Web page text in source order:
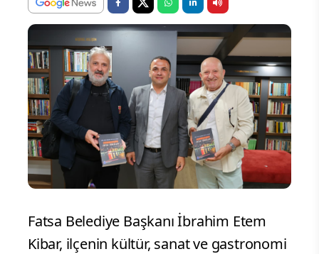
Fatsa Belediye Başkanı İbrahim Etem
Kibar, ilçenin kültür, sanat ve gastronomi